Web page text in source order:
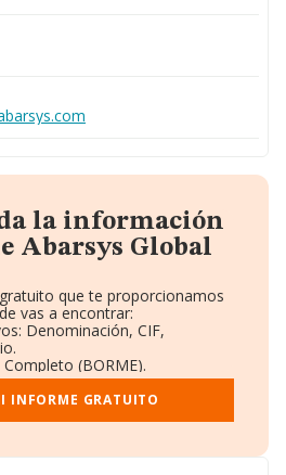
la información
Abarsys Global
que te proporcionamos
vas a encontrar:
Denominación, CIF,
(BORME).
Ventas y Empleados.
y Administradores.
INFORME GRATUITO